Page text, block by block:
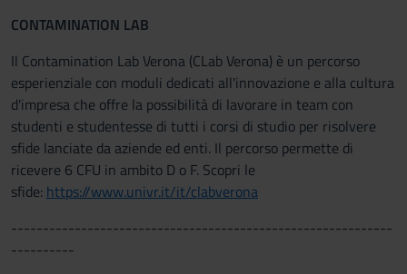
CONTAMINATION LAB
Il Contamination Lab Verona (CLab Verona) è un percorso
esperienziale con moduli dedicati all'innovazione e alla cultura
d'impresa che offre la possibilità di lavorare in team con
studenti e studentesse di tutti i corsi di studio per risolvere
sfide lanciate da aziende ed enti. Il percorso permette di
ricevere 6 CFU in ambito D o F. Scopri le
sfide: https://www.univr.it/it/clabverona
------------------------------------------------------------
----------